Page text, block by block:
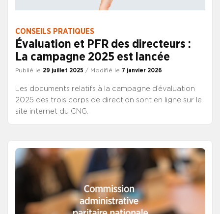
CONSEILS PRATIQUES
Évaluation et PFR des directeurs :
La campagne 2025 est lancée
Publié le 29 juillet 2025 / Modifié le 7 janvier 2026
Les documents relatifs à la campagne d’évaluation
2025 des trois corps de direction sont en ligne sur le
site internet du CNG.